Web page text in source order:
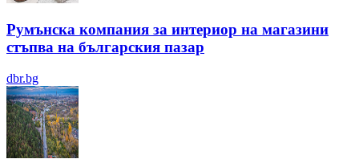
Румънска компания за интериор на магазини
стъпва на българския пазар
dbr.bg